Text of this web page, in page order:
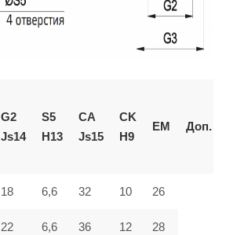
G2
Js14
S5
H13
CA
Js15
CK
H9
EM Доп.
18 6,6 32 10 26
22 6,6 36 12 28